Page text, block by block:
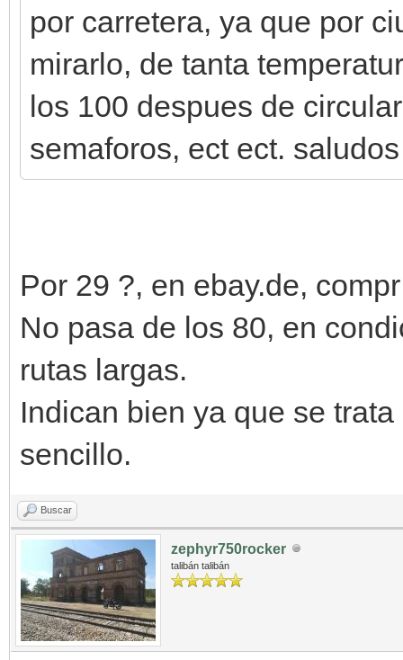
por carretera, ya que por
mirarlo, de tanta
los 100 despues de
semaforos, ect ect. saludos
Por 29 ?, en ebay.de,
No pasa de los 80, en
rutas largas.
Indican bien ya que se
sencillo.
Buscar
zephyr750rocker
talibán talibán